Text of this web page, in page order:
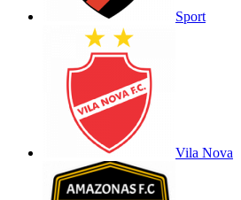
Sport
Vila Nova